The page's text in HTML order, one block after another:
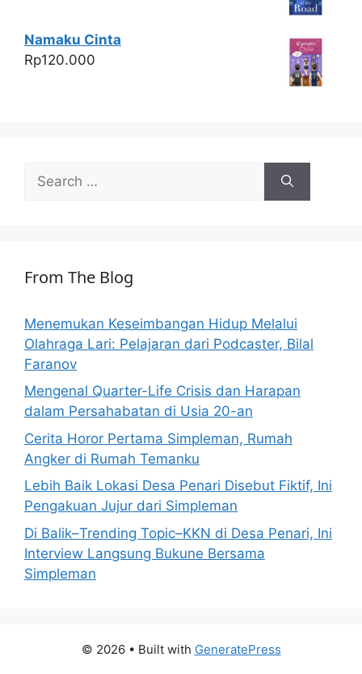
Namaku Cinta
Rp120.000
for:
From The Blog
Menemukan Keseimbangan Hidup Melalui
Olahraga Lari: Pelajaran dari Podcaster, Bilal
Faranov
Mengenal Quarter-Life Crisis dan Harapan
dalam Persahabatan di Usia 20-an
Cerita Horor Pertama Simpleman, Rumah
Angker di Rumah Temanku
Lebih Baik Lokasi Desa Penari Disebut Fiktif, Ini
Pengakuan Jujur dari Simpleman
Di Balik–Trending Topic–KKN di Desa Penari, Ini
Interview Langsung Bukune Bersama
Simpleman
© 2026 • Built with GeneratePress